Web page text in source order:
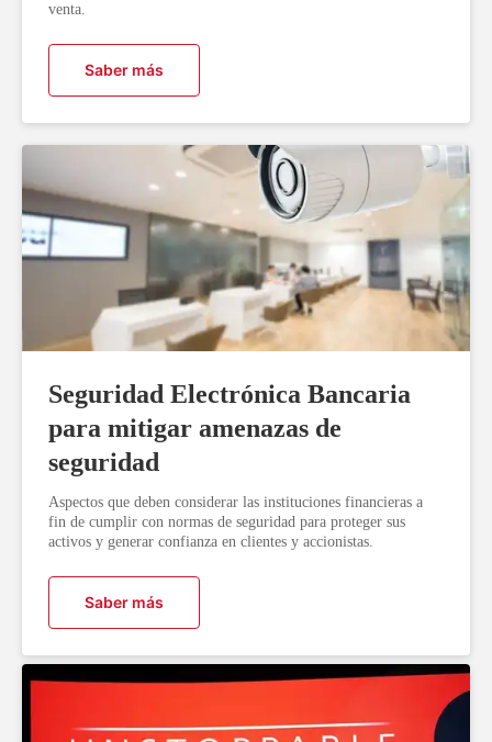
venta.
Saber más
Seguridad Electrónica Bancaria
para mitigar amenazas de
seguridad
Aspectos que deben considerar las instituciones financieras a
fin de cumplir con normas de seguridad para proteger sus
activos y generar confianza en clientes y accionistas.
Saber más